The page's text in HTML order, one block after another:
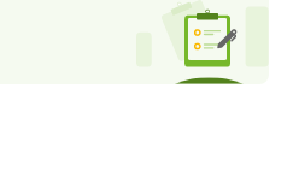
?【個人FB】
?【新人推薦文總整理】